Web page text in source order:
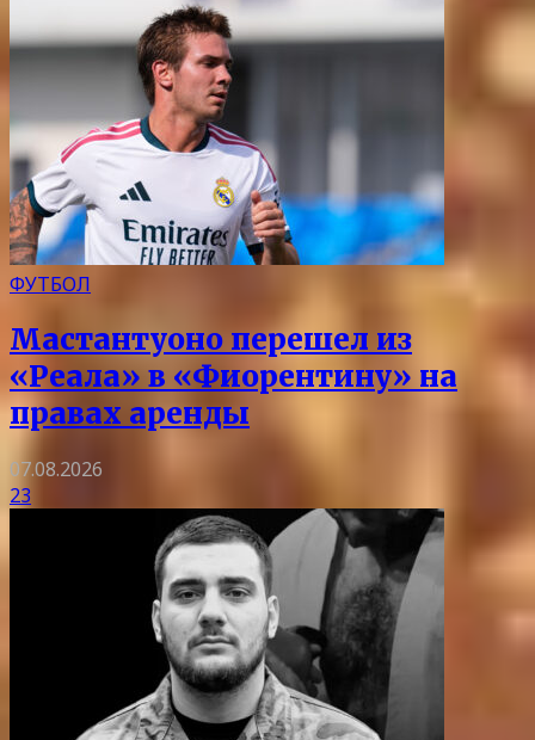
ФУТБОЛ
Мастантуоно перешел из
«Реала» в «Фиорентину» на
правах аренды
07.08.2026
23